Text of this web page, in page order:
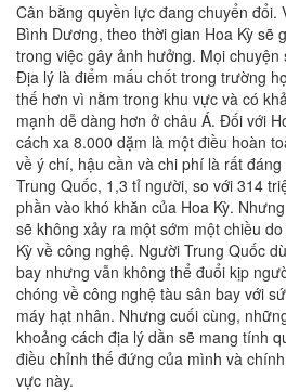
Cân bằng quyền lực đang chuyển đổi.
Bình Dương, theo thời gian Hoa Kỳ sẽ
trong việc gây ảnh hưởng. Mọi
Địa lý là điểm mấu chốt trong trường
thế hơn vì nằm trong khu vực và có
mạnh dễ dàng hơn ở châu Á. Đối với
cách xa 8.000 dặm là một điều hoàn
về ý chí, hậu cần và chi phí là rất
Trung Quốc, 1,3 tỉ người, so với 314
phần vào khó khăn của Hoa Kỳ.
sẽ không xảy ra một sớm một chiều
Kỳ về công nghệ. Người Trung Quốc
bay nhưng vẫn không thể đuổi kịp
chóng về công nghệ tàu sân bay với
máy hạt nhân. Nhưng cuối cùng,
khoảng cách địa lý dần sẽ mang tính
điều chỉnh thế đứng của mình và
vực này.